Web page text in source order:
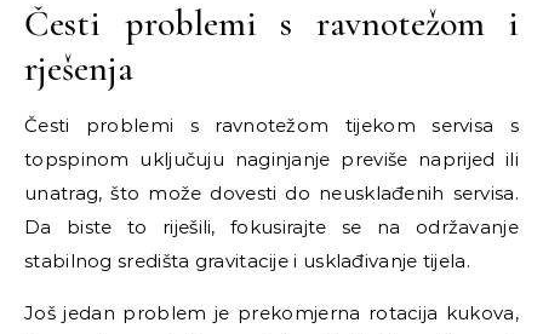
Česti problemi s ravnotežom i
rješenja
Česti problemi s ravnotežom tijekom servisa s
topspinom uključuju naginjanje previše naprijed ili
unatrag, što može dovesti do neusklađenih servisa.
Da biste to riješili, fokusirajte se na održavanje
stabilnog središta gravitacije i usklađivanje tijela.
Još jedan problem je prekomjerna rotacija kukova,